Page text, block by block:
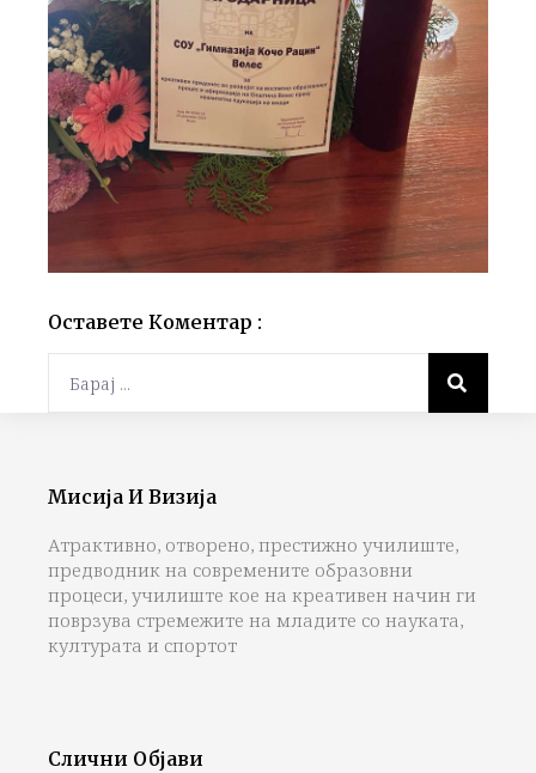
Оставете Коментар :
Мисија И Визија
Атрактивно, отворено, престижно училиште,
предводник на современите образовни
процеси, училиште кое на креативен начин ги
поврзува стремежите на младите со науката,
културата и спортот
Слични Објави